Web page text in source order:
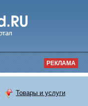
РЕКЛАМА
Товары и услуги